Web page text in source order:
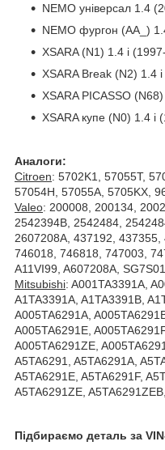
NEMO універсал 1.4
NEMO фургон (AA_)
XSARA (N1) 1.4 i
XSARA Break (N2) 1.4
XSARA PICASSO
XSARA купе (N0) 1.4 i
Аналоги:
Citroen: 5702K1, 57055T,
57054H, 57055A, 5705KX,
Valeo: 200008, 200134,
2542394B, 2542484,
2607208A, 437192,
746018, 746818, 747003,
A11VI99, A607208A,
Mitsubishi: A001TA3391A,
A1TA3391A, A1TA3391B,
A005TA6291A,
A005TA6291E,
A005TA6291ZE,
A5TA6291, A5TA6291A,
A5TA6291E, A5TA6291F,
A5TA6291ZE,
Підбираємо деталь за